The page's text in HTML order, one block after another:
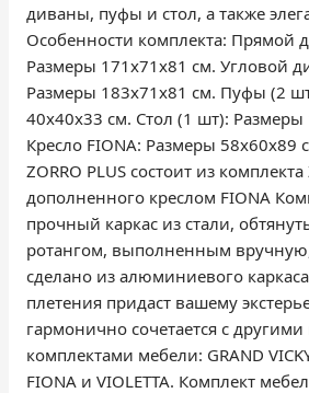
диваны, пуфы и стол, а также
Особенности комплекта: Прямой
Размеры 171x71x81 см. Угловой
Размеры 183x71x81 см. Пуфы (2
40x40x33 см. Стол (1 шт): Размеры
Кресло FIONA: Размеры 58x60x89
ZORRO PLUS состоит из комплекта
дополненного креслом FIONA
прочный каркас из стали,
ротангом, выполненным вручную,
сделано из алюминиевого
плетения придаст вашему
гармонично сочетается с
комплектами мебели: GRAND
FIONA и VIOLETTA. Комплект